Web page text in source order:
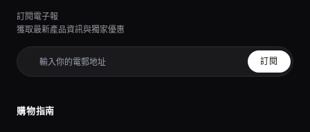
訂閱電子報
獲取最新產品資訊與獨家優惠
訂閱
購物指南